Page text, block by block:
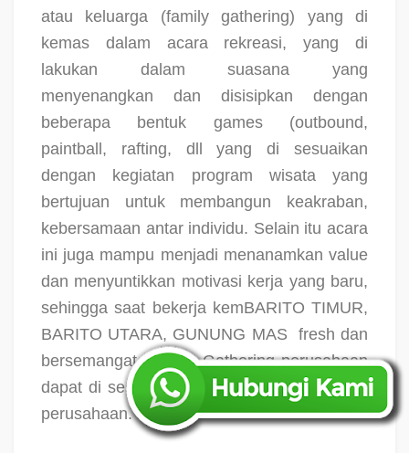
atau keluarga (family gathering) yang di
kemas dalam acara rekreasi, yang di
lakukan dalam suasana yang
menyenangkan dan disisipkan dengan
beberapa bentuk games (outbound,
paintball, rafting, dll yang di sesuaikan
dengan kegiatan program wisata yang
bertujuan untuk membangun keakraban,
kebersamaan antar individu. Selain itu acara
ini juga mampu menjadi menanamkan value
dan menyuntikkan motivasi kerja yang baru,
sehingga saat bekerja kemBARITO TIMUR,
BARITO UTARA, GUNUNG MAS
fresh dan
bersemangat.
Tema Gathering perusahaan
dapat di sesuaikan dengan keiinginan pihak
perusahaan.